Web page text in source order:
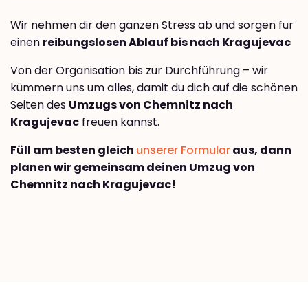
Wir nehmen dir den ganzen Stress ab und sorgen für
einen reibungslosen Ablauf bis nach Kragujevac
Von der Organisation bis zur Durchführung – wir
kümmern uns um alles, damit du dich auf die schönen
Seiten des Umzugs von Chemnitz nach
Kragujevac freuen kannst.
Füll am besten gleich unserer Formularaus, dann
planen wir gemeinsam deinen Umzug von
Chemnitz nach Kragujevac!